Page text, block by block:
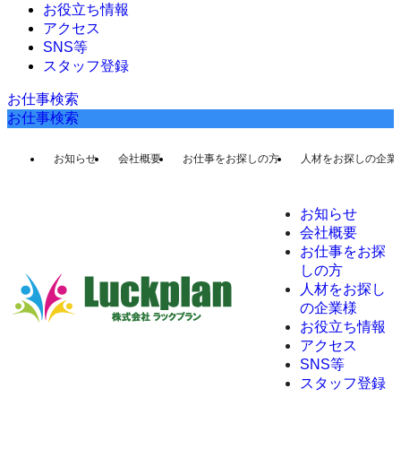
お役立ち情報
アクセス
SNS等
スタッフ登録
お仕事検索
お仕事検索
お知らせ 会社概要 お仕事をお探しの方 人材をお探しの企業
お知らせ
会社概要
お仕事をお探
しの方
人材をお探し
の企業様
お役立ち情報
アクセス
SNS等
スタッフ登録